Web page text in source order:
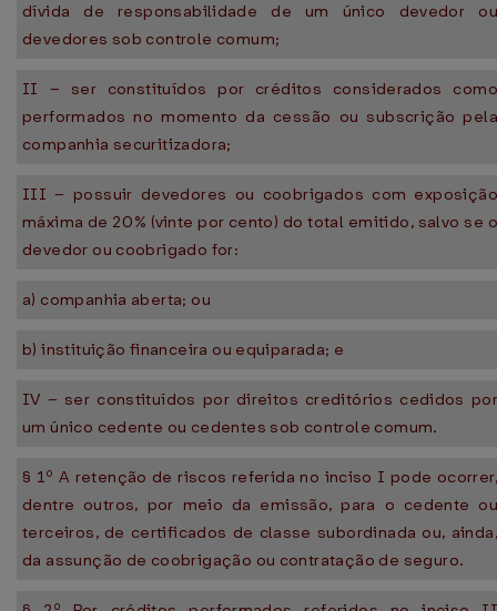
dívida de responsabilidade de um único devedor ou
devedores sob controle comum;
II – ser constituídos por créditos considerados como
performados no momento da cessão ou subscrição pela
companhia securitizadora;
III – possuir devedores ou coobrigados com exposição
máxima de 20% (vinte por cento) do total emitido, salvo se o
devedor ou coobrigado for:
a) companhia aberta; ou
b) instituição financeira ou equiparada; e
IV – ser constituídos por direitos creditórios cedidos por
um único cedente ou cedentes sob controle comum.
§ 1º A retenção de riscos referida no inciso I pode ocorrer,
dentre outros, por meio da emissão, para o cedente ou
terceiros, de certificados de classe subordinada ou, ainda,
da assunção de coobrigação ou contratação de seguro.